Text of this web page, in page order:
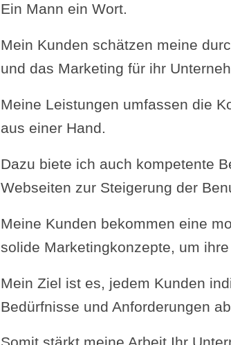
Ein Mann ein Wort.
Mein Kunden schätzen meine
und das Marketing für ihr
Meine Leistungen umfassen die
aus einer Hand.
Dazu biete ich auch kompetente
Webseiten zur Steigerung der
Meine Kunden bekommen eine
solide Marketingkonzepte, um
Mein Ziel ist es, jedem Kunden
Bedürfnisse und Anforderungen